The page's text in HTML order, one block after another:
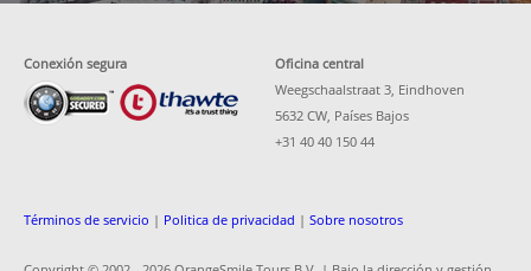
Conexión segura
Oficina central
Weegschaalstraat 3, Eindhoven
5632 CW, Países Bajos
+31 40 40 150 44
Términos de servicio | Politica de privacidad | Sobre nosotros